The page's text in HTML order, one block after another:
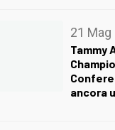
21 Mag
Tammy
ancora